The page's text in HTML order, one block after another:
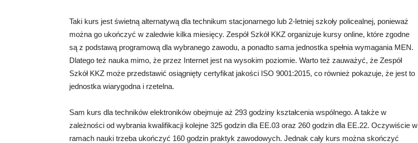
Taki kurs jest świetną alternatywą dla technikum stacjonarnego lub 2-letniej szkoły policealnej, ponieważ
można go ukończyć w zaledwie kilka miesięcy. Zespół Szkół KKZ organizuje kursy online, które zgodne
są z podstawą programową dla wybranego zawodu, a ponadto sama jednostka spełnia wymagania MEN.
Dlatego też nauka mimo, że przez Internet jest na wysokim poziomie. Warto też zauważyć, że Zespół
Szkół KKZ może przedstawić osiągnięty certyfikat jakości ISO 9001:2015, co również pokazuje, że jest to
jednostka wiarygodna i rzetelna.
Sam kurs dla techników elektroników obejmuje aż 293 godziny kształcenia wspólnego. A także w
zależności od wybrania kwalifikacji kolejne 325 godzin dla EE.03 oraz 260 godzin dla EE.22. Oczywiście w
ramach nauki trzeba ukończyć 160 godzin praktyk zawodowych. Jednak cały kurs można skończyć